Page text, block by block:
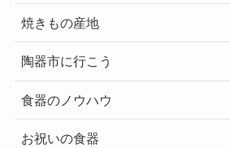
焼きもの産地
陶器市に行こう
食器のノウハウ
お祝いの食器